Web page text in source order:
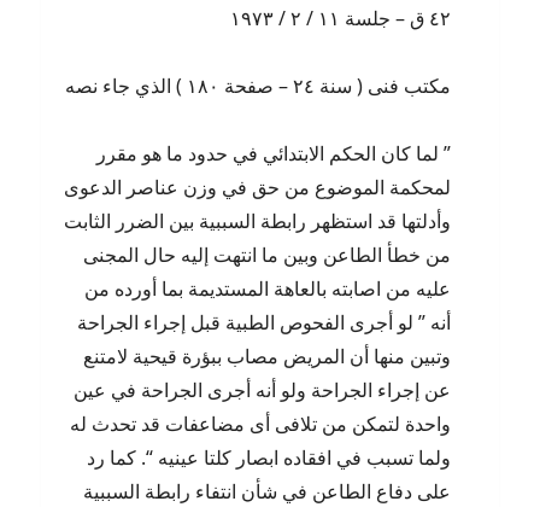
٤۲ ق – جلسة ۱۱ / ۲ / ۱۹۷۳
مكتب فنى ( سنة ۲٤ – صفحة ۱۸۰ ) الذي جاء نصه
” لما كان الحكم الابتدائي في حدود ما هو مقرر
لمحكمة الموضوع من حق في وزن عناصر الدعوى
وأدلتها قد استظهر رابطة السببية بين الضرر الثابت
من خطأ الطاعن وبين ما انتهت إليه حال المجنى
عليه من اصابته بالعاهة المستديمة بما أورده من
أنه ” لو أجرى الفحوص الطبية قبل إجراء الجراحة
وتبين منها أن المريض مصاب ببؤرة قيحية لامتنع
عن إجراء الجراحة ولو أنه أجرى الجراحة في عين
واحدة لتمكن من تلافى أى مضاعفات قد تحدث له
ولما تسبب في افقاده ابصار كلتا عينيه “. كما رد
على دفاع الطاعن في شأن انتفاء رابطة السببية